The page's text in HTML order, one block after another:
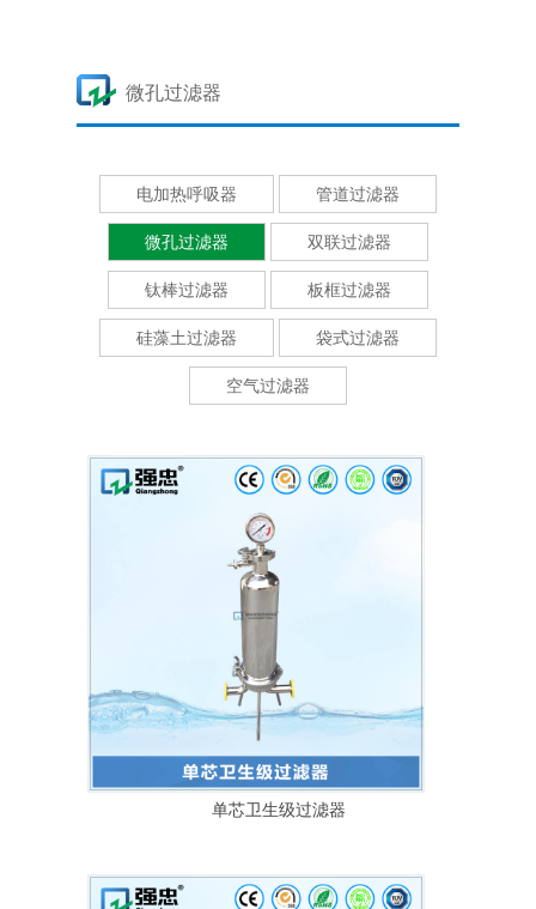
微孔过滤器
电加热呼吸器 管道过滤器
微孔过滤器 双联过滤器
钛棒过滤器 板框过滤器
硅藻土过滤器 袋式过滤器
空气过滤器
单芯卫生级过滤器